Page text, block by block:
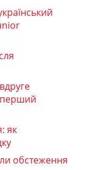
перший
як
обстеження